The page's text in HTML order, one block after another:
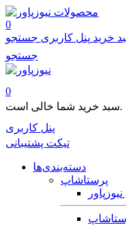
محصولات
0
خرید پنل کاربری جستجو
جستجو
0
سبد خرید شما خالی است.
پنل کاربری
تیکت پشتیبانی
دسته‌بندی‌ها
پرستاشاپ